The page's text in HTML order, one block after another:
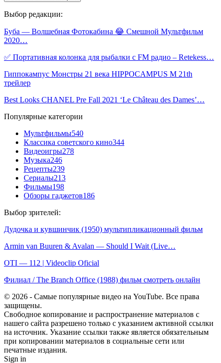
Выбор редакции:
Буба — Волшебная Фотокабина 😂 Смешной Мультфильм
2020…
✅ Портативная колонка для рыбалки с FM радио – Retekess…
Гиппокампус Монстры 21 века HIPPOCAMPUS M 21th
трейлер
Best Looks CHANEL Pre Fall 2021 ‘Le Château des Dames’…
Популярные категории
Мультфильмы540
Классика советского кино344
Видеоигры278
Музыка246
Рецепты239
Сериалы213
Фильмы198
Обзоры гаджетов186
Выбор зрителей:
Дудочка и кувшинчик (1950) мультипликационный фильм
Armin van Buuren & Avalan — Should I Wait (Live…
OTI — 112 | Videoclip Oficial
Филиал / The Branch Office (1988) фильм смотреть онлайн
© 2026 - Самые популярные видео на YouTube. Все права
защищены.
Свободное копирование и распространение материалов с
нашего сайта разрешено только с указанием активной ссылки
на источник. Указание ссылки также является обязательным
при копировании материалов в социальные сети или
печатные издания.
Sign in